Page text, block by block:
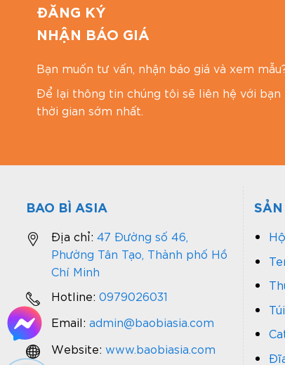
ĐĂNG KÝ
NHẬN BÁO GIÁ
Bạn muốn tư vấn, nhận báo giá và xem
Để lại thông tin chúng tôi sẽ liên hệ với bạn
thời gian sớm nhất.
BAO BÌ ASIA
Địa chỉ: 47 Đường số 46,
Phường Tân Tạo, Thành phố Hồ
Chí Minh
Hotline: 0979026031
Email: admin@baobiasia.com
Website: www.baobiasia.com